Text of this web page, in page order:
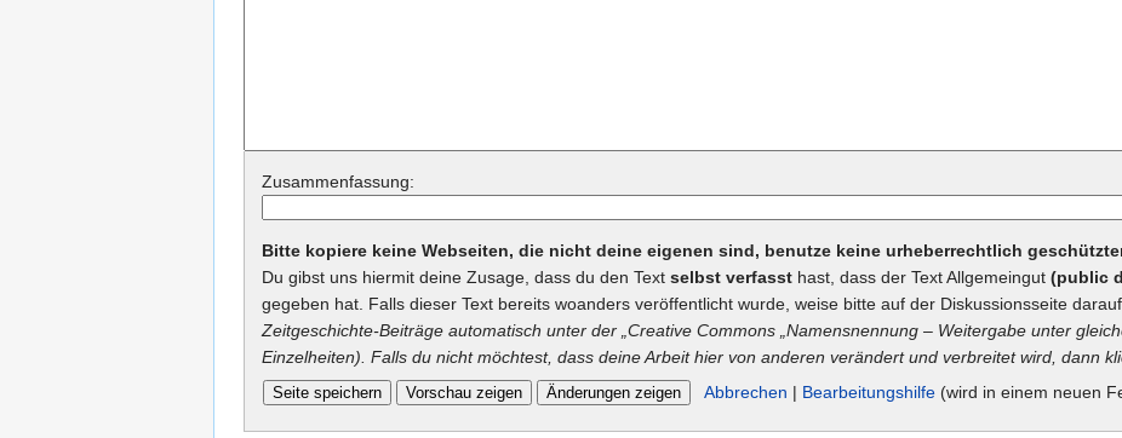
Zusammenfassung:
Bitte kopiere keine Webseiten, die nicht deine eigenen sind, benutze keine urheberrechtlich
Du gibst uns hiermit deine Zusage, dass du den Text selbst verfasst hast, dass der Text Allgemeingut (public
gegeben hat. Falls dieser Text bereits woanders veröffentlicht wurde, weise bitte auf der Diskussionsseite
Zeitgeschichte-Beiträge automatisch unter der „Creative Commons „Namensnennung – Weitergabe unter
Einzelheiten). Falls du nicht möchtest, dass deine Arbeit hier von anderen verändert und verbreitet wird, dann
Abbrechen | Bearbeitungshilfe (wird in einem neuen